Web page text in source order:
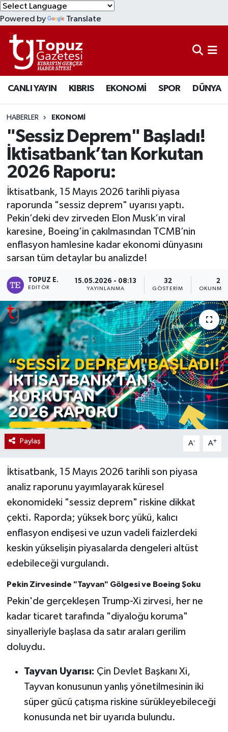
Powered by Translate
CANLI YAYIN KIBRIS EKONOMİ SPOR DÜNYA
HABERLER EKONOMİ
"Sessiz Deprem" Başladı!
İktisatbank’tan Korkutan
2026 Raporu:
İktisatbank, 15 Mayıs 2026 tarihli piyasa
raporunda "sessiz deprem" uyarısı yaptı.
Pekin’deki dev zirveden Elon Musk’ın viral
karesine, Boeing’in çakılmasından TCMB’nin
enflasyon hamlesine kadar ekonomi dünyasını
sarsan tüm detaylar bu analizde!
TOPUZ E.
EDITÖR
15.05.2026 - 08:13
YAYINLANMA
32
GÖSTERIM
2
OKUNMA
Paylaş A- A+
İktisatbank, 15 Mayıs 2026 tarihli son piyasa
analiz raporunu yayımlayarak küresel
ekonomideki "sessiz deprem" riskine dikkat
çekti. Raporda; yüksek borç yükü, kalıcı
enflasyon endişesi ve uzun vadeli faizlerdeki
keskin yükselişin piyasalarda dengeleri altüst
edebileceği vurgulandı.
Pekin Zirvesinde "Tayvan" Gölgesi ve Boeing Şoku
Pekin'de gerçekleşen Trump-Xi zirvesi, her ne
kadar ticaret tarafında "diyaloğu koruma"
sinyalleriyle başlasa da satır araları gerilim
doluydu.
Tayvan Uyarısı: Çin Devlet Başkanı Xi,
Tayvan konusunun yanlış yönetilmesinin iki
süper gücü çatışma riskine sürükleyebileceği
konusunda net bir uyarıda bulundu.
KIBRIS
DÜNYA
EKONOMİ
MAGAZİN
SAĞLIK
SPOR
TEKNOLOJİ
TÜRKİYE
Lefkoşa Nöbetçi Eczaneler
Lefkoşa Hava Durumu
Lefkoşa Trafik Yoğunluk Haritası
Süper Lig Puan Durumu ve Fikstür
Tüm Manşetler
Son Dakika Haberleri
Haber Arşivi